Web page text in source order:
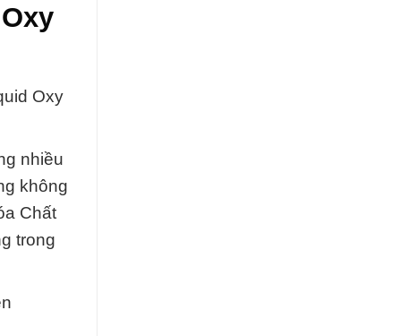
Oxy
nhiều
không
Chất
trong